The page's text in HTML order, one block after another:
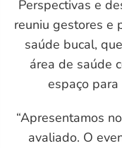
Perspectivas e
reuniu gestores e
saúde bucal,
área de saúde
espaço
“Apresentamos
avaliado. O